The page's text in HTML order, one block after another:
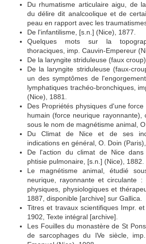
Du rhumatisme articulaire aigu, de
du délire dit analcoolique et de
peau en rapport avec les
De l'infantilisme, [s.n.] (Nice), 1877.
Quelques mots sur la
thoraciques, imp. Cauvin-Empereur
De la laryngite striduleuse (faux
De la laryngite striduleuse (faux-
un des symptômes de
lymphatiques trachéo-bronchiques,
(Nice), 1881.
Des Propriétés physiques d'une
humain (force neurique rayonnante),
sous le nom de magnétisme animal,
Du Climat de Nice et de ses
indications en général, O. Doin (Paris),
De l'action du climat de Nice
phtisie pulmonaire, [s.n.] (Nice), 1882.
Le magnétisme animal, étudié
neurique, rayonnante et circulante :
physiques, physiologiques et
1887, disponible [archive] sur Gallica.
Titres et travaux scientifiques Impr.
1902, Texte intégral [archive].
Les Fouilles du monastère de St
de sarcophages du IVe siècle,